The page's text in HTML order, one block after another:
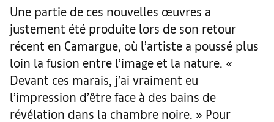
Une partie de ces nouvelles œuvres a
justement été produite lors de son retour
récent en Camargue, où l’artiste a poussé plus
loin la fusion entre l’image et la nature. «
Devant ces marais, j’ai vraiment eu
l’impression d’être face à des bains de
révélation dans la chambre noire. » Pour